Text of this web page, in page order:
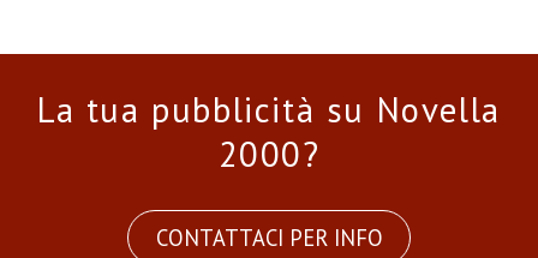
La tua pubblicità su Novella
2000?
CONTATTACI PER INFO